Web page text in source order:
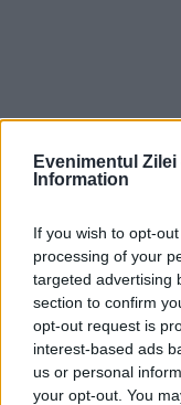
Evenimentul Zilei
Information
If you wish to opt-
processing of your
targeted advertising
section to confirm
opt-out request is
interest-based ads
us or personal
your opt-out. You